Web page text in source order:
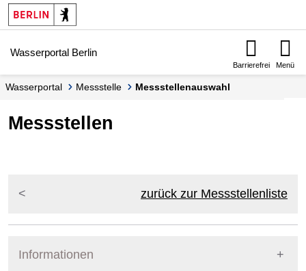
Springe zur Navigation
Springe zum Inhalt
Wasserportal Berlin
Barrierefrei Menü
Wasserportal Messstelle Messstellenauswahl
Messstellen
zurück zur Messstellenliste
Informationen